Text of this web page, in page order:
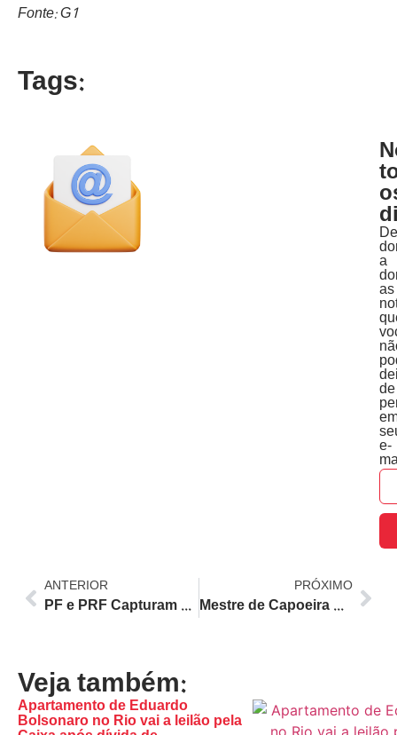
Fonte: G1
Tags:
De
a
as
de
e-
ANTERIOR
PF e PRF Capturam 54 kg de Pasta Base de Cocaína em Caminhão na Rodovia Presidente Dutra
PRÓXIMO
Mestre de Capoeira Paulinho Sabiá é Sepultado em Niterói Após Execução; Comunidade Clama por Justiça
Veja também:
Apartamento de Eduardo
Bolsonaro no Rio vai a leilão pela